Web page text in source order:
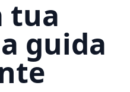
tua
guida